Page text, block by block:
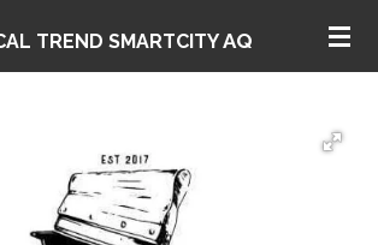
TREND SMARTCITYAQ